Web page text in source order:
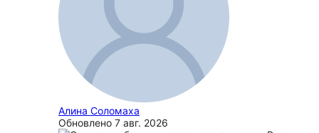
Алина Соломаха
Обновлено 7 авг. 2026